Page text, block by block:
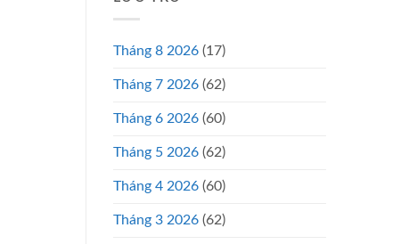
Tháng 8 2026 (17)
Tháng 7 2026 (62)
Tháng 6 2026 (60)
Tháng 5 2026 (62)
Tháng 4 2026 (60)
Tháng 3 2026 (62)